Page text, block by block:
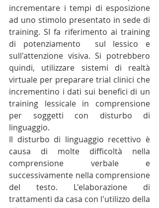
incrementare i tempi di esposizione
ad uno stimolo presentato in sede di
training. SI fa riferimento ai training
di potenziamento  sul lessico e
sull'attenzione visiva. Si potrebbero
quindi, utilizzare sistemi di realtà
virtuale per preparare trial clinici che
incrementino i dati sui benefici di un
training lessicale in comprensione
per soggetti con disturbo di
linguaggio.
Il disturbo di linguaggio recettivo è
causa di molte difficoltà nella
comprensione verbale e
successivamente nella comprensione
del testo. L'elaborazione di
trattamenti da casa con l'utilizzo della